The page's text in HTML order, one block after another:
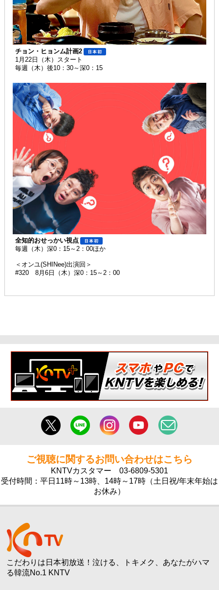
チョン・ヒョンム計画2
1月22日（木）スタート
毎週（木）後10：30～深0：15
全知的おせっかい視点
毎週（木）深0：15～2：00ほか
＜オンユ(SHINee)出演回＞
#320 8月6日（木）深0：15～2：00
ご視聴に関するお問い合わせはこちら
KNTVカスタマー 03-6809-5301
受付時間：平日11時～13時、14時～17時（土日祝/年末年始は
お休み）
こだわりは日本初放送！泣ける、トキメク、あなたがハマ
る韓流No.1 KNTV